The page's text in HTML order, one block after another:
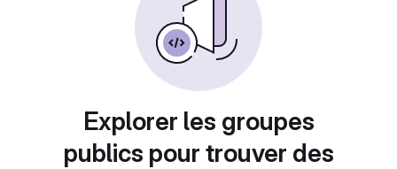
Explorer les groupes
publics pour trouver des